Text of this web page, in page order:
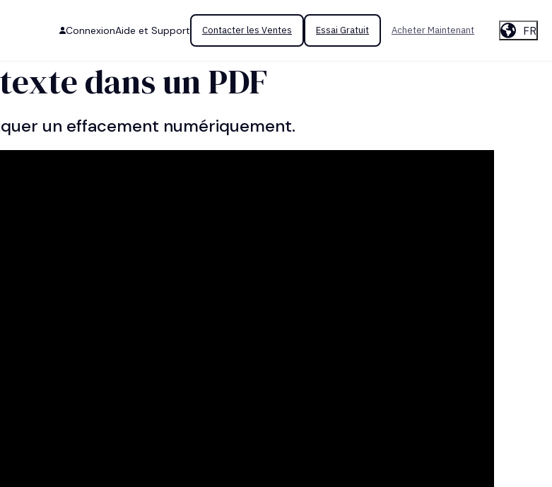
ConnexionAide et Support Contacter les Ventes Essai Gratuit Acheter Maintenant FR
dans un PDF
un effacement numériquement.